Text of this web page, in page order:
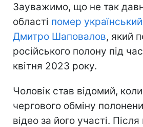
Зауважимо, що не так
області помер
Дмитро Шаповалов, який
російського полону під
квітня 2023 року.
Чоловік став відомий,
чергового обміну
відео за його участі.